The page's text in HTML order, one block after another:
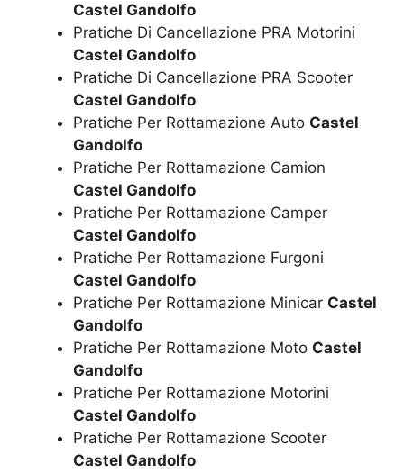
Castel Gandolfo
Pratiche Di Cancellazione PRA Motorini
Castel Gandolfo
Pratiche Di Cancellazione PRA Scooter
Castel Gandolfo
Pratiche Per Rottamazione Auto Castel
Gandolfo
Pratiche Per Rottamazione Camion
Castel Gandolfo
Pratiche Per Rottamazione Camper
Castel Gandolfo
Pratiche Per Rottamazione Furgoni
Castel Gandolfo
Pratiche Per Rottamazione Minicar Castel
Gandolfo
Pratiche Per Rottamazione Moto Castel
Gandolfo
Pratiche Per Rottamazione Motorini
Castel Gandolfo
Pratiche Per Rottamazione Scooter
Castel Gandolfo